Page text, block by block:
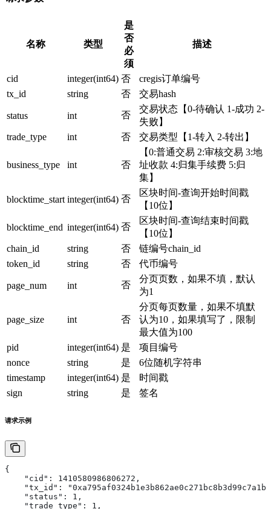
名称 类型
是
否
必
须
描述
cid integer(int64) 否
cregis订单编号
tx_id
string 否 交易hash
status int 否
交易状态【0-待确认 1-成功 2-
失败】
trade_type
int 否 交易类型【1-转入 2-转出】
business_type int 否
【0:普通交易 2:审核交易 3:地
址收款 4:归集手续费 5:归
集】
blocktime_start integer(int64) 否
区块时间-查询开始时间戳
【10位】
blocktime_end integer(int64) 否
区块时间-查询结束时间戳
【10位】
chain_id
string 否
链编号chain_id
token_id
string 否 代币编号
page_num int 否
分页页数，如果不填，默认
为1
page_size int 否
分页每页数量，如果不填默
认为10，如果填写了，限制
最大值为100
pid
integer(int64) 是
项目编号
nonce
string 是
6位随机字符串
timestamp
integer(int64) 是
时间戳
sign
string 是 签名
请求示例
{
    "cid": 1410580986806272,
"tx_id":
    "status": 1,
    "trade_type": 1,